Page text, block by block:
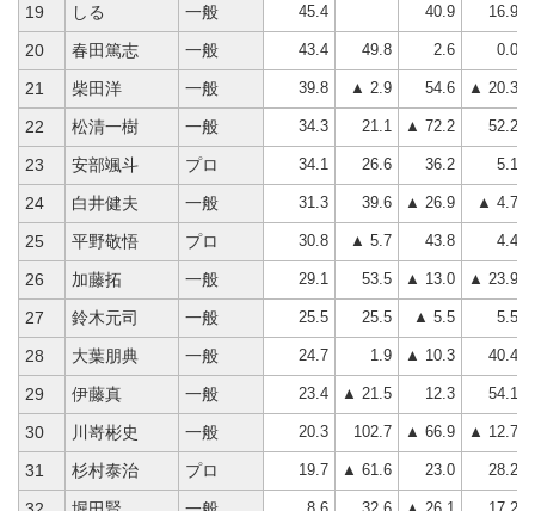
19 しる 一般 45.4 40.9 16.9
20 春田篤志 一般 43.4 49.8 2.6 0.0
21 柴田洋 一般 39.8 ▲ 2.9 54.6 ▲ 20.3
22 松清一樹 一般 34.3 21.1 ▲ 72.2 52.2
23 安部颯斗 プロ 34.1 26.6 36.2 5.1
24 白井健夫 一般 31.3 39.6 ▲ 26.9 ▲ 4.7
25 平野敬悟 プロ 30.8 ▲ 5.7 43.8 4.4
26 加藤拓 一般 29.1 53.5 ▲ 13.0 ▲ 23.9
27 鈴木元司 一般 25.5 25.5 ▲ 5.5 5.5
28 大葉朋典 一般 24.7 1.9 ▲ 10.3 40.4
29 伊藤真 一般 23.4 ▲ 21.5 12.3 54.1
30 川嵜彬史 一般 20.3 102.7 ▲ 66.9 ▲ 12.7
31 杉村泰治 プロ 19.7 ▲ 61.6 23.0 28.2